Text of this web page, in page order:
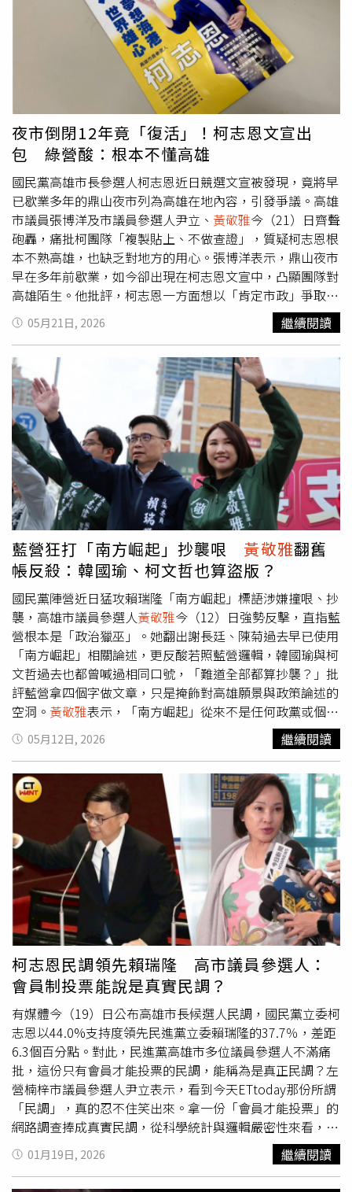
經濟能有今天的規模，是長期投入與產業合作的成果，不是
選舉期間臨時包裝的政策口號。
行出資進行調查，就應清楚向社會說明，而非透過媒體品牌
形象，讓民眾誤以為是新聞機構主動進行的客觀民意調查。
除了委託來源爭議外，黃敬雅也對調查執行方式提出質疑。
她表示，依照一般民調慣例，千份有效樣本通常可在數日內
完成，但此次調查時間橫跨七個晚間及一個週六下午，與常
見作法有所差異。她認為，特定時段的樣本結構是否影響最
終結果，值得外界進一步檢視與討論。黃敬雅 批評，藍營近
期面臨多項政治議題壓力，此時大力操作選情接近的民調數
字，難免令人聯想到轉移焦點的政治意圖。她更諷刺表示，
若民調只是為了滿足支持者期待，「想做出什麼樣的結果都
不難」。黃敬雅指出，若民調只是為了滿足支持者期待，
「想做出什麼樣的結果都不難」。（圖／讀者提供）尹立則
以「政治民調洗產地」形容整起事件。他指出，所謂洗產地
原本是指透過重新包裝掩蓋商品真正來源，而此次爭議的核
心問題，正是將原本由政治人物自行出資的民調，透過媒體
品牌包裝後對外呈現，試圖借用媒體公信力提升說服效果。
尹立認為，民調本身並非不能委託，但若刻意弱化出資者身
分、強調媒體名稱，便容易讓外界對調查性質產生誤判。他
批評，過去藍營經常質疑對手透過民調操作輿論，如今卻出
現類似手法，形成明顯反差。尹立進一步表示，高雄選民對
於選舉資訊具有足夠判斷能力，任何試圖透過包裝與行銷塑
造選情印象的做法，最終都可能適得其反。他認為，此次爭
議不只是民調技術問題，更牽涉政治人物面對公眾時是否誠
實揭露資訊，以及是否尊重選民知情權的基本態度。
夜市倒閉12年竟「復活」！柯志恩文宣出
包 綠營酸：根本不懂高雄
國民黨高雄市長參選人柯志恩近日競選文宣被發現，竟將早
已歇業多年的鼎山夜市列為高雄在地內容，引發爭議。高雄
市議員張博洋及市議員參選人尹立、 黃敬雅今（21）日齊聲
砲轟，痛批柯團隊「複製貼上、不做查證」，質疑柯志恩根
本不熟高雄，也缺乏對地方的用心。張博洋表示，鼎山夜市
早在多年前歇業，如今卻出現在柯志恩文宣中，凸顯團隊對
高雄陌生。他批評，柯志恩一方面想以「肯定市政」爭取中
間選票，另一方面卻對高雄缺乏基本了解，甚至連校稿都不
用心，令人質疑未來如何處理複雜市政。他也指出，柯志恩
文宣提及的高鐵、捷運與輕軌等建設，過去不少曾遭國民黨
質疑或反對，如今運作成熟後卻想「收割成果」，讓人難以
信服。柯志恩將熄燈已久的鼎山夜市列為「在地內容」遭綠
營批「不懂高雄」。（圖／讀者提供）尹立則批評，柯志恩
長期以「台北視角」看高雄，過去就曾把大立百貨誤稱「大
立光百貨」、衛武營講成「大武營」、高雄車站說成「高雄
火站」，如今又把已消失多年的鼎山夜市寫進文宣，顯示對
高雄的不熟並非偶發失誤，而是一再重演。黃敬雅則酸，柯
志恩經常喊「沒資源、選得辛苦」，卻大撒文宣鋪天蓋地宣
傳，但再多包裝也掩蓋不了對高雄的陌生。她也提到，柯志
恩先前替WBC世界棒球經典賽發文加油時，曾鬧出搞錯賽
程與球員圖卡的烏龍，如今再爆文宣出包，外界自然會質疑
其做事態度。三人最後強調，高雄市民需要的，是熟悉地
方、理解產業與城市文化的市長，而非靠表面行銷拼湊高雄
印象的候選人，呼籲柯志恩應向市民說清楚，究竟是真的不
熟高雄，還是根本不用心。
05月21日, 2026 繼續閱讀
藍營狂打「南方崛起」抄襲哏 黃敬雅翻舊
帳反殺：韓國瑜、柯文哲也算盜版？
國民黨陣營近日猛攻賴瑞隆「南方崛起」標語涉嫌撞哏、抄
襲，高雄市議員參選人黃敬雅今（12）日強勢反擊，直指藍
營根本是「政治獵巫」。她翻出謝長廷、陳菊過去早已使用
「南方崛起」相關論述，更反酸若照藍營邏輯，韓國瑜與柯
文哲過去也都曾喊過相同口號，「難道全部都算抄襲？」批
評藍營拿四個字做文章，只是掩飾對高雄願景與政策論述的
空洞。 黃敬雅表示，「南方崛起」從來不是任何政黨或個人
的專利，而是高雄與南台灣長年追求城市轉型、產業升級的
重要願景。她指出，早在2002年，時任高雄市長謝長廷便
曾以「南方崛起」為題，描繪高雄發展藍圖；2009年，陳
菊也提出「綠色南方崛起」，替南台灣城市定位定調。她強
調，賴瑞隆此次提出「南方崛起，邁向國際」，是延續謝長
廷、陳菊到陳其邁一路推動高雄轉型的脈絡，「這是城市發
展的接力賽，不是什麼政治商標爭奪戰。」黃敬雅也點名，
2018年韓國瑜競選高雄市長時，同樣高喊「南方崛起」，
2023年民眾黨替柯文哲在高雄造勢時，也曾使用相同語
彙，「如果藍營現在要把公共語言全部貼上抄襲標籤，那是
不是韓國瑜、柯文哲也都在抄襲謝長廷與陳菊？」對於柯志
恩陣營持續操作相關議題， 黃敬雅
更反諷，柯志恩使用的
「有志一同」同樣是公共語彙，「難道這也算抄襲嗎？」她
認為，政治標語重點從來不是字面本身，而是候選人能否提
出具體政策與城市願景。黃敬雅最後痛批，藍營如今只剩
「四個字政治學」，對高雄的產業轉型、城市國際化與未來
發展提不出論述，只能靠文字遊戲模糊焦點，「高雄人真正
關心的，是城市能不能繼續進步，而不是誰先講過哪一句口
號。」
05月12日, 2026 繼續閱讀
柯志恩民調領先賴瑞隆 高市議員參選人：
會員制投票能說是真實民調？
有媒體今（19）日公布高雄市長候選人民調，國民黨立委柯
志恩以44.0%支持度領先民進黨立委賴瑞隆的37.7％，差距
6.3個百分點。對此，民進黨高雄市多位議員參選人不滿痛
批，這份只有會員才能投票的民調，能稱為是真正民調？左
營楠梓市議員參選人尹立表示，看到今天ETtoday那份所謂
「民調」，真的忍不住笑出來。拿一份「會員才能投票」的
網路調查捧成真實民調，從科學統計與邏輯嚴密性來看，這
些數據不僅漏洞百出，更顯露出藍營企圖透過「統計偽裝」
來引導風向的焦慮感。尹立指出，有多少高雄市民是
01月19日, 2026 繼續閱讀